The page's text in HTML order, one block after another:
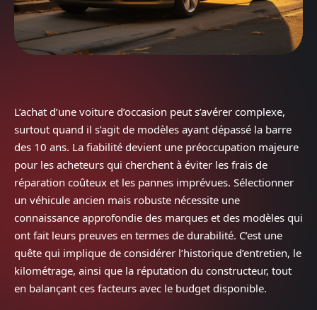
L’achat d’une voiture d’occasion peut s’avérer complexe,
surtout quand il s’agit de modèles ayant dépassé la barre
des 10 ans. La fiabilité devient une préoccupation majeure
pour les acheteurs qui cherchent à éviter les frais de
réparation coûteux et les pannes imprévues. Sélectionner
un véhicule ancien mais robuste nécessite une
connaissance approfondie des marques et des modèles qui
ont fait leurs preuves en termes de durabilité. C’est une
quête qui implique de considérer l’historique d’entretien, le
kilométrage, ainsi que la réputation du constructeur, tout
en balançant ces facteurs avec le budget disponible.